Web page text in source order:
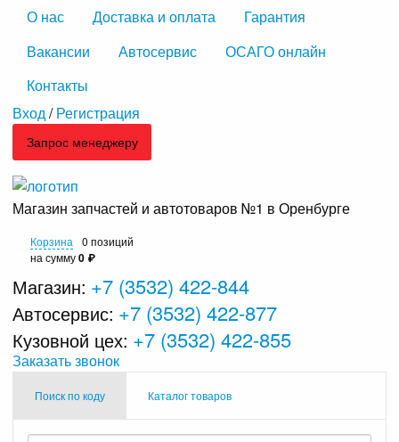
О нас Доставка и оплата
Гарантия
Вакансии
Автосервис
ОСАГО онлайн
Контакты
Вход/ Регистрация
Запрос менеджеру
Магазин запчастей и автотоваров №1 в Оренбурге
Корзина
0 позиций
на сумму0 ₽
Магазин: +7 (3532) 422-844
Автосервис: +7 (3532) 422-877
Кузовной цех: +7 (3532) 422-855
Заказать звонок
Поиск по коду Каталог товаров